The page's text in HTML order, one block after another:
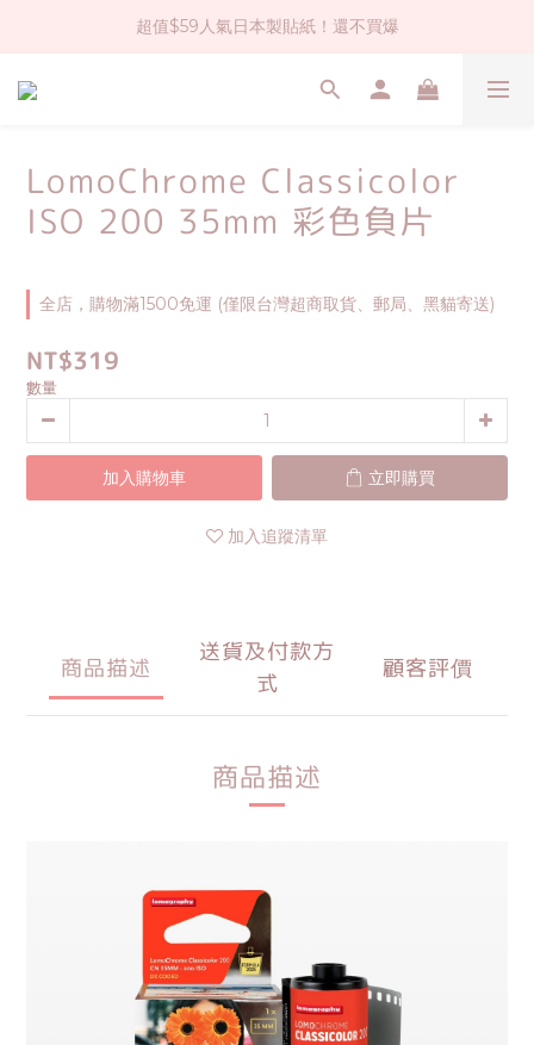
社群大人氣！各種有趣的打洞器
超值$59人氣日本製貼紙！還不買爆
全店$1500免運(台灣地區)
LomoChrome Classicolor
ISO 200 35mm 彩色負片
全店，購物滿1500免運 (僅限台灣超商取貨、郵局、黑貓寄送)
NT$319
數量
加入購物車 立即購買
加入追蹤清單
商品描述
送貨及付款方
式
顧客評價
商品描述